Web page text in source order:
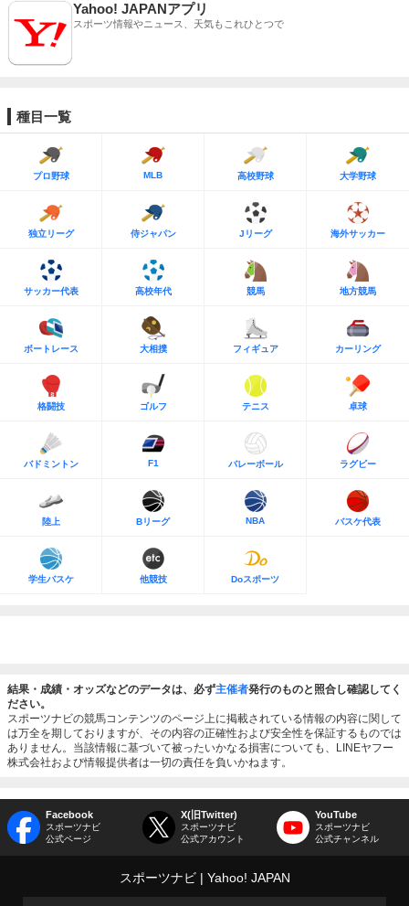
Yahoo! JAPANアプリ
スポーツ情報やニュース、天気もこれひとつで
種目一覧
プロ野球 MLB 高校野球 大学野球
独立リーグ 侍ジャパン Jリーグ 海外サッカー
サッカー代表 高校年代 競馬 地方競馬
ボートレース 大相撲 フィギュア カーリング
格闘技 ゴルフ テニス 卓球
バドミントン F1 バレーボール ラグビー
陸上 Bリーグ NBA バスケ代表
学生バスケ 他競技 Doスポーツ
結果・成績・オッズなどのデータは、必ず主催者発行のものと照合し確認してく
ださい。
スポーツナビの競馬コンテンツのページ上に掲載されている情報の内容に関して
は万全を期しておりますが、その内容の正確性および安全性を保証するものでは
ありません。当該情報に基づいて被ったいかなる損害についても、LINEヤフー
株式会社および情報提供者は一切の責任を負いかねます。
Facebook
スポーツナビ
公式ページ
X(旧Twitter)
スポーツナビ
公式アカウント
YouTube
スポーツナビ
公式チャンネル
スポーツナビ Yahoo! JAPAN